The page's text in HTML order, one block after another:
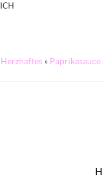
Herzhaftes »